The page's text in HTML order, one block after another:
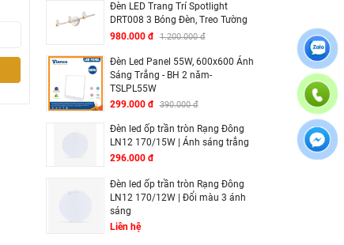
Đèn LED Trang Trí Spotlight
DRT008 3 Bóng Đèn, Treo Tường
980.000 đ 1.200.000 đ
Đèn Led Panel 55W, 600x600 Ánh
Sáng Trắng - BH 2 năm-
TSLPL55W
299.000 đ 390.000 đ
Đèn led ốp trần tròn Rạng Đông
LN12 170/15W | Ánh sáng trắng
296.000 đ
Đèn led ốp trần tròn Rạng Đông
LN12 170/12W | Đổi màu 3 ánh
sáng
Liên hệ